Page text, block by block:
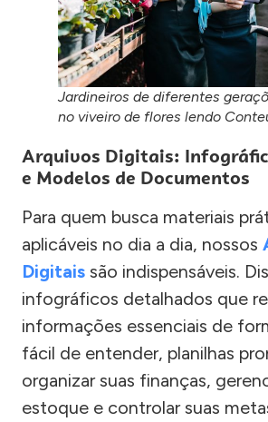
Jardineiros de diferentes
no viveiro de flores lendo
Arquivos Digitais:
e Modelos de Documentos
Para quem busca materiais
aplicáveis no dia a dia, nossos
Digitais são indispensáveis.
infográficos detalhados que
informações essenciais de
fácil de entender, planilhas
organizar suas finanças,
estoque e controlar suas